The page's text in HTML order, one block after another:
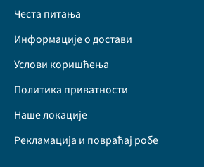
Честа питања
Информације о достави
Услови коришћења
Политика приватности
Наше локације
Рекламација и повраћај робе